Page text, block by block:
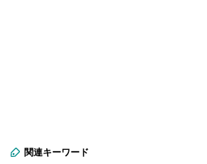
関連キーワード